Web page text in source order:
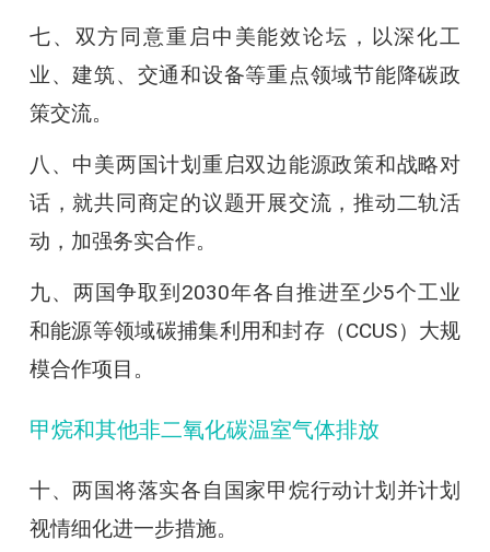
七、双方同意重启中美能效论坛，以深化工
业、建筑、交通和设备等重点领域节能降碳政
策交流。
八、中美两国计划重启双边能源政策和战略对
话，就共同商定的议题开展交流，推动二轨活
动，加强务实合作。
九、两国争取到2030年各自推进至少5个工业
和能源等领域碳捕集利用和封存（CCUS）大规
模合作项目。
甲烷和其他非二氧化碳温室气体排放
十、两国将落实各自国家甲烷行动计划并计划
视情细化进一步措施。